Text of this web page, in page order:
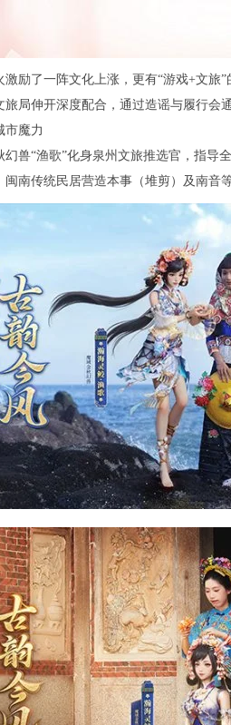
激励了一阵文化上涨，更有“游戏+文
局伸开深度配合，通过造谣与履行会
市魔力
兽“渔歌”化身泉州文旅推选官，指导
南传统民居营造本事（堆剪）及南音